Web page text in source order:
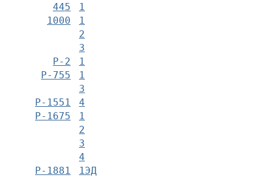
445
1
1000
1
2
3
Р-2
1
Р-755
1
3
Р-1551
4
Р-1675
1
2
3
4
Р-1881
1ЭД